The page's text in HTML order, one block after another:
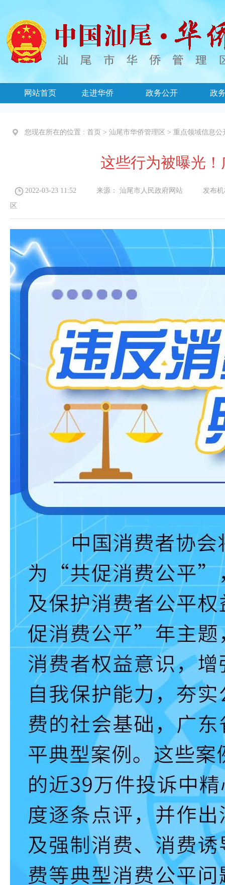
网站首页 走进华侨 政务公开 政
您现在所在的位置 : 首页 > 汕尾市华侨管理区 > 重点领域信息公
这些行为被曝光
2022-03-23 11:52 来源： 汕尾市人民政府网站 发布机
区